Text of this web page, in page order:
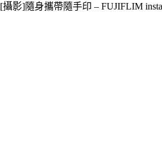
[攝影]隨身攜帶隨手印 – FUJIFLIM